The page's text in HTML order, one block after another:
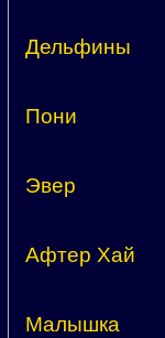
Дельфины
Пони
Эвер
Афтер Хай
Малышка